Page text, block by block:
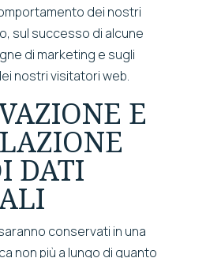
dei nostri
sul successo di alcune
di marketing e sugli
nostri visitatori web.
E
DATI
conservati in una
non più a lungo di quanto